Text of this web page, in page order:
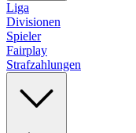
Liga
Divisionen
Spieler
Fairplay
Strafzahlungen